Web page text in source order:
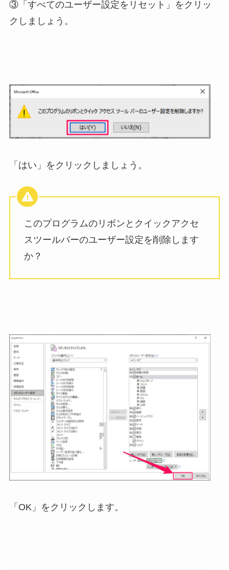
③「すべてのユーザー設定をリセット」をクリッ
クしましょう。
「はい」をクリックしましょう。
このプログラムのリボンとクイックアクセ
スツールバーのユーザー設定を削除します
か？
「OK」をクリックします。